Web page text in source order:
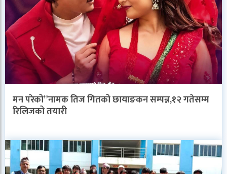
मन परेको”नामक तिज गितको छायाङकन सम्पन्न,१२ गतेसम्म
रिलिजको तयारी